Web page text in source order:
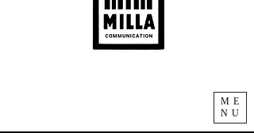
ME
NU